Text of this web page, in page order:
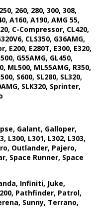
260, 280, 300, 308,
A160, A190, AMG 55,
C-Compressor, CL420,
CLS350, G36AMG,
E200, E280T, E300, E320,
G55AMG, GL450,
ML500, ML55AMG, R350,
S600, SL280, SL320,
SLK320, Sprinter,
Galant, Galloper,
L300, L301, L302, L303,
Outlander, Pajero,
Space Runner, Space
Infiniti, Juke,
Pathfinder, Patrol,
Sunny, Terrano,